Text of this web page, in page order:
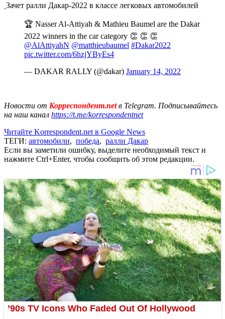
Зачет ралли Дакар-2022 в классе легковых автомобилей
🏆 Nasser Al-Attiyah & Mathieu Baumel are the Dakar
2022 winners in the car category 👏 👏 👏
@AlAttiyahN @matthieubaumel #Dakar2022
pic.twitter.com/6hzjYByEs4
— DAKAR RALLY (@dakar) January 14, 2022
Новости от Корреспондент.netв Telegram. Подписывайтесь
на наш канал https://t.me/korrespondentnet
Читайте Korrespondent.net в Google News
ТЕГИ: автомобили, победа, ралли Дакар
Если вы заметили ошибку, выделите необходимый текст и
нажмите Ctrl+Enter, чтобы сообщить об этом редакции.